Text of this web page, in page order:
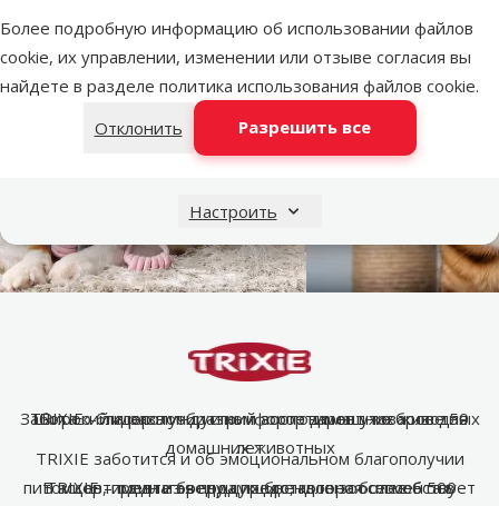
Более подробную информацию об использовании файлов
cookie, их управлении, изменении или отзыве согласия вы
найдете в разделе политика использования файлов cookie.
Отклонить
Разрешить все
Настроить
TRIXIE – лидер в индустрии зоотоваров уже более 50
лет
TRIXIE – один из ведущих брендов зоосегмента в
Широкий и разнообразный ассортимент товаров для
домашних животных
В ассортименте бренда представлено более 6 500
Забота о благополучии и комфорте домашних животных
TRIXIE заботится и об эмоциональном благополучии
питомцев, предлагая продукцию, которая способствует